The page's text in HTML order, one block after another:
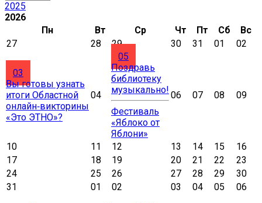
2025
2026
Пн
Вт Ср Чт Пт Сб
Вс
27
28 29 30 31 01 02
03
Вы готовы узнать
итоги Областной
онлайн‑викторины
«Это ЭТНО»?
04
05
Поздравь
библиотеку
музыкально!
Фестиваль
«Яблоко от
Яблони»
06 07 08 09
10 11 12 13 14 15
16
17
18 19 20 21 22
23
24
25 26 27 28 29
30
31
01 02 03 04 05
06